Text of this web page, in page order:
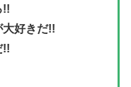
!!
好きだ!!
!!